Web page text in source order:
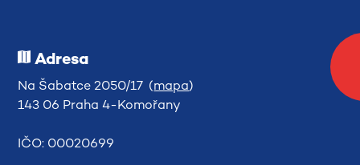
Adresa
Na Šabatce 2050/17 (mapa)
143 06 Praha 4-Komořany
IČO: 00020699